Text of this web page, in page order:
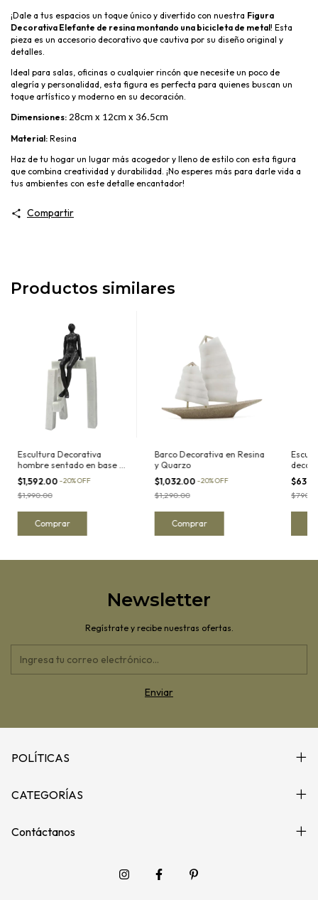
¡Dale a tus espacios un toque único y divertido con nuestra Figura
Decorativa Elefante de resina montando una bicicleta de metal! Esta
pieza es un accesorio decorativo que cautiva por su diseño original y
detalles.
Ideal para salas, oficinas o cualquier rincón que necesite un poco de
alegría y personalidad, esta figura es perfecta para quienes buscan un
toque artístico y moderno en su decoración.
Dimensiones: 28cm x 12cm x 36.5cm
Material: Resina
Haz de tu hogar un lugar más acogedor y lleno de estilo con esta figura
que combina creatividad y durabilidad. ¡No esperes más para darle vida a
tus ambientes con este detalle encantador!
Compartir
Productos similares
Escultura Decorativa
hombre sentado en base de
resina acabado cuarzo I
$1,592.00 -20%OFF
$1,990.00
Barco Decorativa en Resina
y Quarzo
$1,032.00 -20%OFF
$1,290.00
base
Newsletter
Regístrate y recibe nuestras ofertas.
POLÍTICAS
CATEGORÍAS
Contáctanos